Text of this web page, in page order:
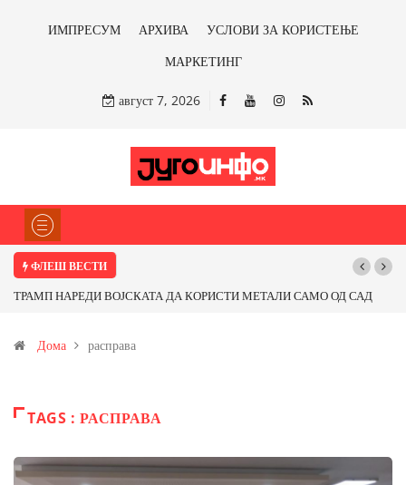
ИМПРЕСУМ АРХИВА
УСЛОВИ ЗА КОРИСТЕЊЕ
МАРКЕТИНГ
август 7, 2026
ФЛЕШ ВЕСТИ
ТРАМП НАРЕДИ ВОЈСКАТА ДА КОРИСТИ МЕТАЛИ САМО ОД САД
Иловица и со антимонот?
Дома расправа
TAGS : РАСПРАВА